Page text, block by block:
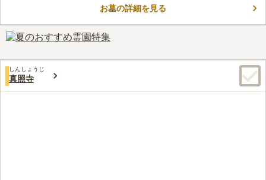
キカム、クリーピングタイムなどの花やハーブが植えられてお
埋葬可能で、50年間個別に安置されます。期間後は寺院によって
永代にわたり供養されます。
口コミ評価
お墓の詳細を見る
しんしょうじ
真照寺